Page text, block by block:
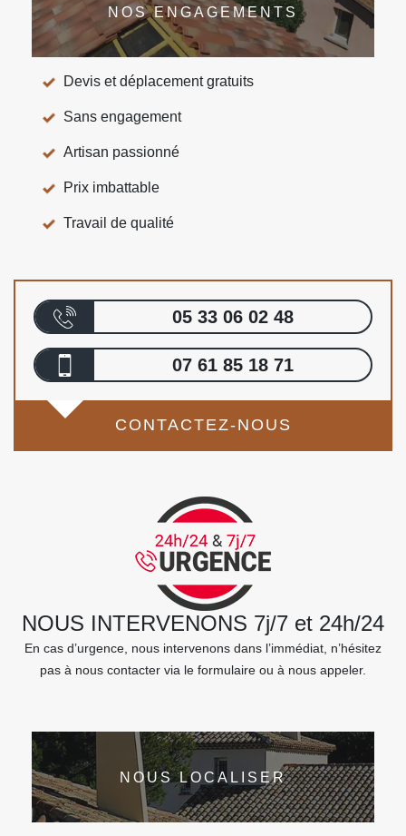
NOS ENGAGEMENTS
Devis et déplacement gratuits
Sans engagement
Artisan passionné
Prix imbattable
Travail de qualité
05 33 06 02 48
07 61 85 18 71
CONTACTEZ-NOUS
NOUS INTERVENONS 7j/7 et 24h/24
En cas d’urgence, nous intervenons dans l’immédiat, n’hésitez
pas à nous contacter via le formulaire ou à nous appeler.
NOUS LOCALISER